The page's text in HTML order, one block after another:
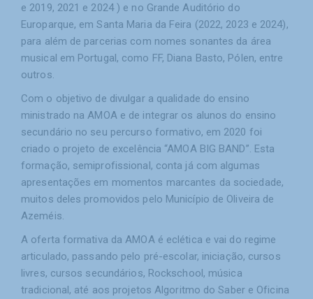
e 2019, 2021 e 2024 ) e no Grande Auditório do
Europarque, em Santa Maria da Feira (2022, 2023 e 2024),
para além de parcerias com nomes sonantes da área
musical em Portugal, como FF, Diana Basto, Pólen, entre
outros.
Com o objetivo de divulgar a qualidade do ensino
ministrado na AMOA e de integrar os alunos do ensino
secundário no seu percurso formativo, em 2020 foi
criado o projeto de excelência “AMOA BIG BAND”. Esta
formação, semiprofissional, conta já com algumas
apresentações em momentos marcantes da sociedade,
muitos deles promovidos pelo Município de Oliveira de
Azeméis.
A oferta formativa da AMOA é eclética e vai do regime
articulado, passando pelo pré-escolar, iniciação, cursos
livres, cursos secundários, Rockschool, música
tradicional, até aos projetos Algoritmo do Saber e Oficina